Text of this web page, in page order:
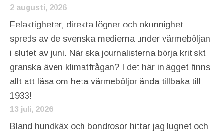
2 augusti, 2026
Felaktigheter, direkta lögner och okunnighet
spreds av de svenska medierna under värmeböljan
i slutet av juni. När ska journalisterna börja kritiskt
granska även klimatfrågan? I det här inlägget finns
allt att läsa om heta värmeböljor ända tillbaka till
1933!
13 juli, 2026
Bland hundkäx och bondrosor hittar jag lugnet och